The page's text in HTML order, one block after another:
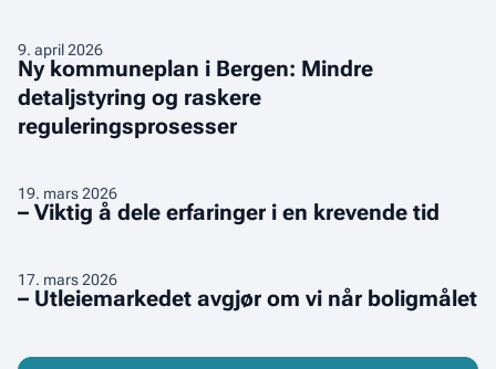
sitt
eget
boligmål
9. april 2026
Ny kommuneplan i Bergen: Mindre
detaljstyring og raskere
reguleringsprosesser
Ny
kommuneplan
i
Bergen:
og
19. mars 2026
– Viktig å dele erfaringer i en krevende tid
–
Viktig
dele
erfaringer
17. mars 2026
– Utleiemarkedet avgjør om vi når boligmålet
–
Utleiemarkedet
om